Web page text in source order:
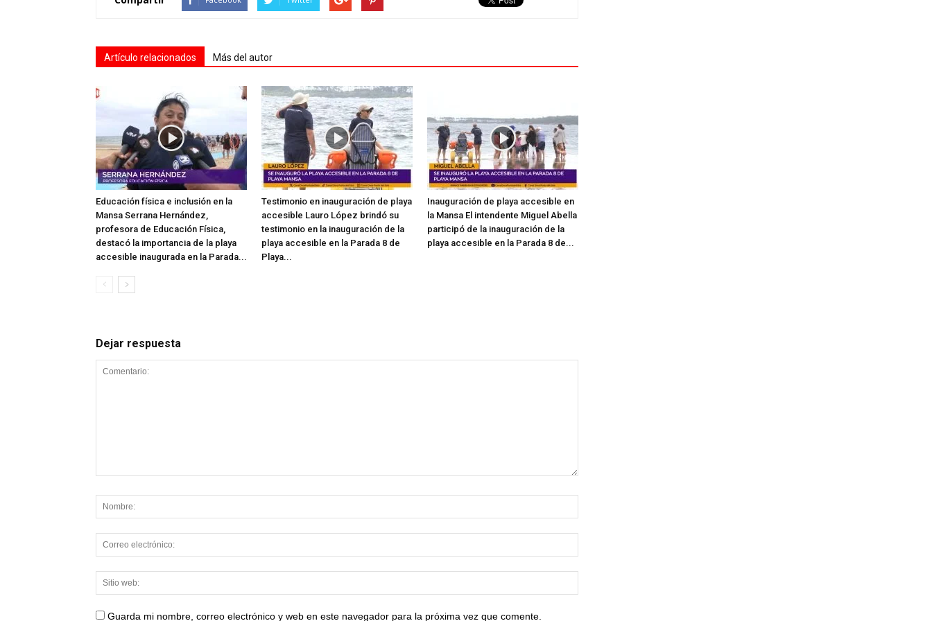
Artículo relacionados Más del autor
Educación física e inclusión en la
Mansa Serrana Hernández,
profesora de Educación Física,
destacó la importancia de la playa
accesible inaugurada en la Parada...
Testimonio en inauguración de playa
accesible Lauro López brindó su
testimonio en la inauguración de la
playa accesible en la Parada 8 de
Playa...
Inauguración de playa accesible en
la Mansa El intendente Miguel Abella
participó de la inauguración de la
playa accesible en la Parada 8 de...
Dejar respuesta
Guarda mi nombre, correo electrónico y web en este navegador para la próxima vez que comente.